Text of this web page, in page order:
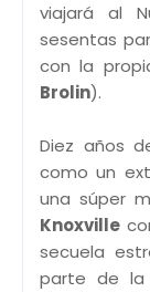
viajará al
sesentas
con la
Brolin).
Diez años
como un
una súper
Knoxville
secuela
parte de la